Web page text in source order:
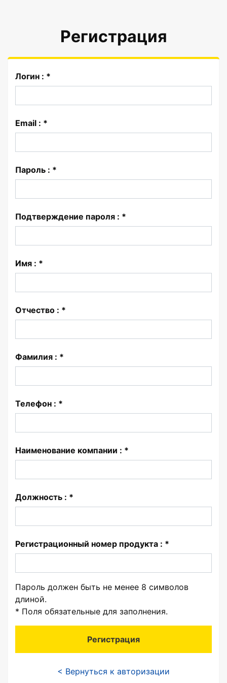
Регистрация
Логин : *
Email : *
Пароль : *
Подтверждение пароля : *
Имя : *
Отчество : *
Фамилия : *
Телефон : *
Наименование компании : *
Должность : *
Регистрационный номер продукта : *
Пароль должен быть не менее 8 символов
длиной.
* Поля обязательные для заполнения.
< Вернуться к авторизации